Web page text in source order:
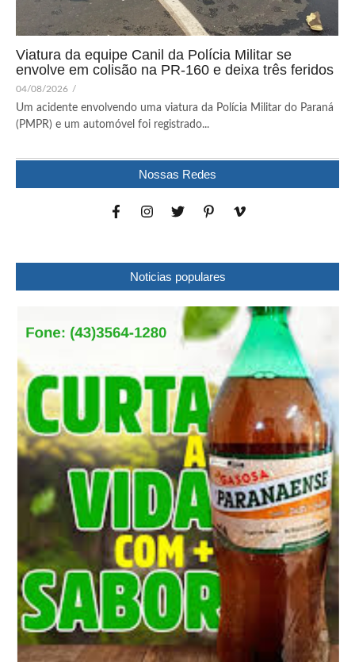
Viatura da equipe Canil da Polícia Militar se
envolve em colisão na PR-160 e deixa três feridos
04/08/2026 /
Um acidente envolvendo uma viatura da Polícia Militar do Paraná
(PMPR) e um automóvel foi registrado...
Nossas Redes
Noticias populares